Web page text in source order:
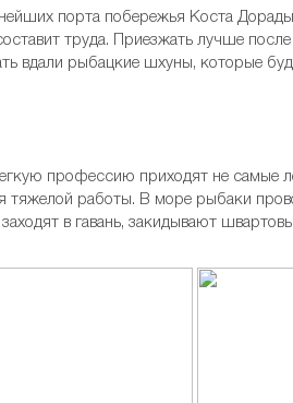
порта побережья Коста
труда. Приезжать лучше
вдали рыбацкие шхуны, которые
профессию приходят не самые
работы. В море рыбаки
в гавань, закидывают